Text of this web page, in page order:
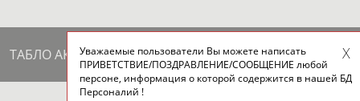
ТАБЛО АКТИВНОСТИУважаемые пользователи Вы можете написать
ПРИВЕТСТВИЕ/ПОЗДРАВЛЕНИЕ/СООБЩЕНИЕ любой
персоне, информация о которой содержится в нашей БД
Персоналий !